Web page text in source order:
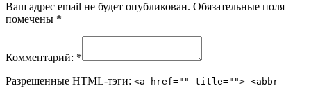
Ваш адрес email не будет опубликован. Обязательные поля
помечены *
Комментарий: *
Разрешенные HTML-тэги: <a href="" title=""> <abbr